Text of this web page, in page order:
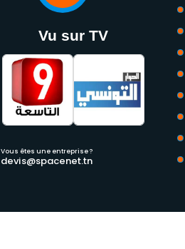
Vu sur TV
Vous êtes une entreprise ?
devis@spacenet.tn